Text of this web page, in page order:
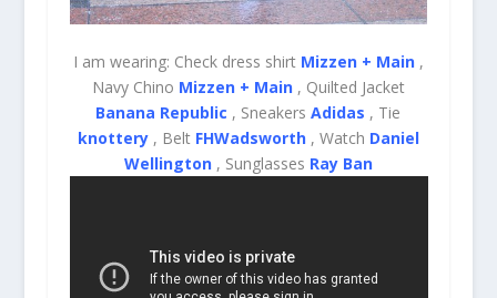
I am wearing: Check dress shirt Mizzen + Main,
Navy Chino Mizzen + Main, Quilted Jacket
Banana Republic , SneakersAdidas , Tie
knottery, Belt FHWadsworth, Watch Daniel
Wellington, Sunglasses Ray Ban